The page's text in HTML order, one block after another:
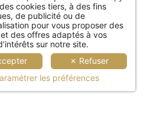
cookies tiers, à des fins
de publicité ou de
pour vous proposer des
des offres adaptés à vos
sur notre site.
✗ Refuser
les préférences